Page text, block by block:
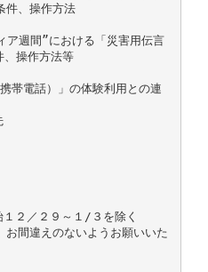
件、操作方法
週間”における「災害用伝言
操作方法等
電話）」の体験利用との連
２／２９～１/３を除く
間違えのないようお願いいた